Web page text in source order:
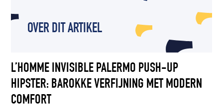
OVER DIT ARTIKEL
L’HOMME INVISIBLE PALERMO PUSH-UP
HIPSTER: BAROKKE VERFIJNING MET MODERN
COMFORT